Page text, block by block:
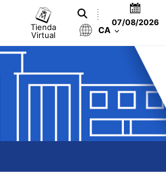
Tienda
Virtual
07/08/2026
CA